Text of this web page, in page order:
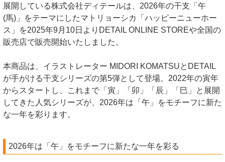
展開している株式会社ディテールは、2026年の干支「午
(馬)」をテーマにしたマトリョーシカ「ハッピーニューホー
ス」を2025年9月10日よりDETAIL ONLINE STOREや全国の
販売店で販売開始いたしました。
本商品は、イラストレーター MIDORI KOMATSUとDETAIL
が手がける干支シリーズの第5弾として登場。2022年の寅年
からスタートし、これまで「寅」「卯」「辰」「巳」と展開
してきた人気シリーズが、2026年は「午」をモチーフに新た
な一年を彩ります。
2026年は「午」をモチーフに新たな一年を彩る